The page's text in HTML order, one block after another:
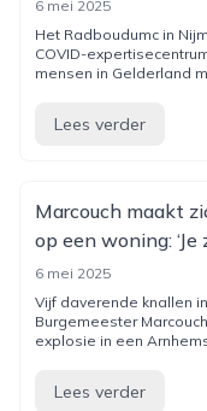
6 mei 2025
Het Radboudumc in
COVID-
mensen in Gelderland
Lees verder
Marcouch maakt
op een woning:
6 mei 2025
Vijf daverende knallen
Burgemeester
explosie in een
Lees verder